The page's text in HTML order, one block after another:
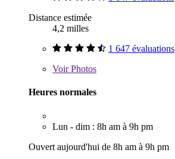
Distance estimée
4,2 milles
1 647 évaluations
VoirPhotos
Heures normales
Lun - dim : 8h am à 9h pm
Ouvert aujourd'hui de 8h am à 9h pm